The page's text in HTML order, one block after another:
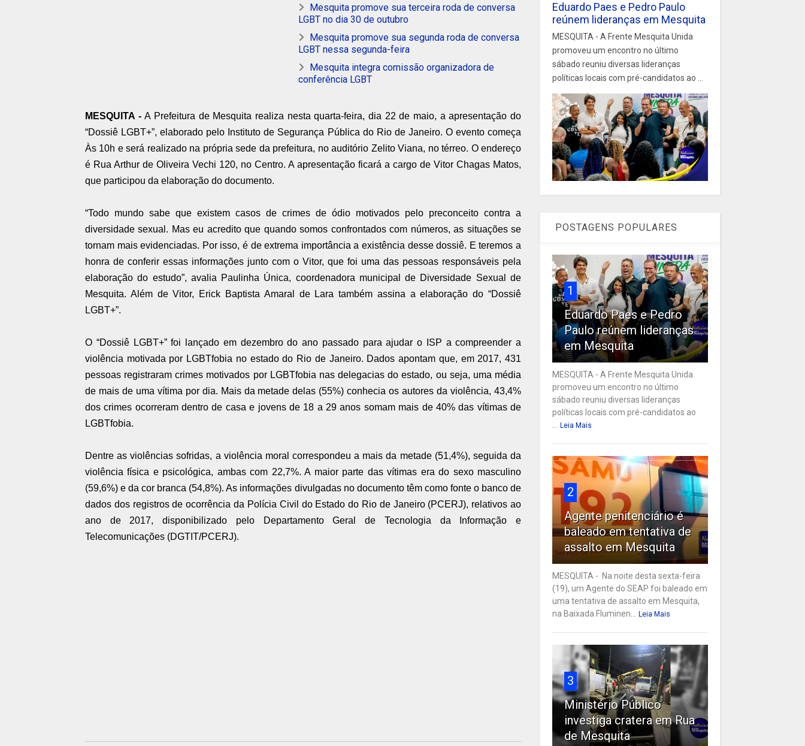
Mesquita promove sua terceira roda de conversa
LGBT no dia 30 de outubro
Mesquita promove sua segunda roda de conversa
LGBT nessa segunda-feira
Mesquita integra comissão organizadora de
conferência LGBT
MESQUITA -A Prefeitura de Mesquita realiza nesta quarta-feira, dia 22 de maio, a apresentação do
“Dossiê LGBT+”, elaborado pelo Instituto de Segurança Pública do Rio de Janeiro. O evento começa
Às 10h e será realizado na própria sede da prefeitura, no auditório Zelito Viana, no térreo. O endereço
é Rua Arthur de Oliveira Vechi 120, no Centro. A apresentação ficará a cargo de Vitor Chagas Matos,
que participou da elaboração do documento.
“Todo mundo sabe que existem casos de crimes de ódio motivados pelo preconceito contra a
diversidade sexual. Mas eu acredito que quando somos confrontados com números, as situações se
tornam mais evidenciadas. Por isso, é de extrema importância a existência desse dossiê. E teremos a
honra de conferir essas informações junto com o Vitor, que foi uma das pessoas responsáveis pela
elaboração do estudo”, avalia Paulinha Única, coordenadora municipal de Diversidade Sexual de
Mesquita. Além de Vitor, Erick Baptista Amaral de Lara também assina a elaboração do “Dossiê
LGBT+”.
O “Dossiê LGBT+” foi lançado em dezembro do ano passado para ajudar o ISP a compreender a
violência motivada por LGBTfobia no estado do Rio de Janeiro. Dados apontam que, em 2017, 431
pessoas registraram crimes motivados por LGBTfobia nas delegacias do estado, ou seja, uma média
de mais de uma vítima por dia. Mais da metade delas (55%) conhecia os autores da violência, 43,4%
dos crimes ocorreram dentro de casa e jovens de 18 a 29 anos somam mais de 40% das vítimas de
LGBTfobia.
Dentre as violências sofridas, a violência moral correspondeu a mais da metade (51,4%), seguida da
violência física e psicológica, ambas com 22,7%. A maior parte das vítimas era do sexo masculino
(59,6%) e da cor branca (54,8%). As informações divulgadas no documento têm como fonte o banco de
dados dos registros de ocorrência da Polícia Civil do Estado do Rio de Janeiro (PCERJ), relativos ao
ano de 2017, disponibilizado pelo Departamento Geral de Tecnologia da Informação e
Telecomunicações (DGTIT/PCERJ).
Eduardo Paes e Pedro Paulo
reúnem lideranças em Mesquita
MESQUITA - A Frente Mesquita Unida
promoveu um encontro no último
sábado reuniu diversas lideranças
políticas locais com pré-candidatos ao ...
POSTAGENS POPULARES
1
Eduardo Paes e Pedro
Paulo reúnem lideranças
em Mesquita
MESQUITA - A Frente Mesquita Unida
promoveu um encontro no último
sábado reuniu diversas lideranças
políticas locais com pré-candidatos ao
... Leia Mais
2
Agente penitenciário é
baleado em tentativa de
assalto em Mesquita
MESQUITA - Na noite desta sexta-feira
(19), um Agente do SEAP foi baleado em
uma tentativa de assalto em Mesquita,
na Baixada Fluminen... Leia Mais
3
Ministério Público
investiga cratera em Rua
de Mesquita